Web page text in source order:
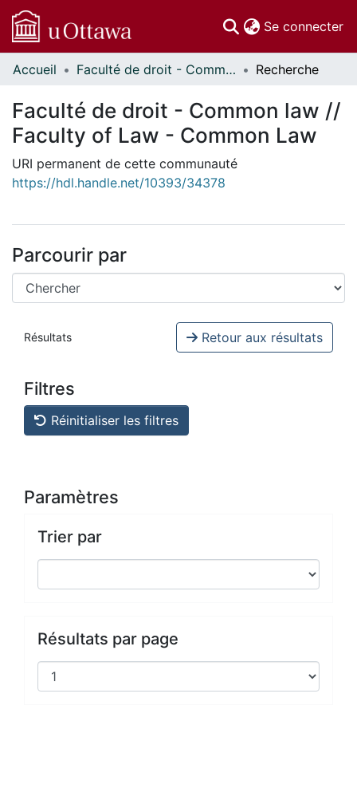
Se connecter
Communautés
Parcourir
Statistiques
À propos
Accueil Faculté de droit - Common law // Faculty of Law - Common Law Recherche
Faculté de droit - Common law //
Faculty of Law - Common Law
URI permanent de cette communauté
https://hdl.handle.net/10393/34378
Parcourir par
Résultats Retour aux résultats
Filtres
Réinitialiser les filtres
Paramètres
Trier par
Résultats par page